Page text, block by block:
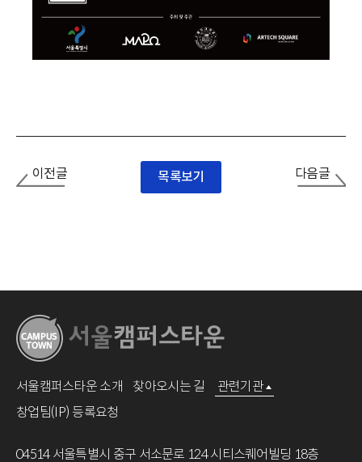
이전글 목록보기 다음글
서울캠퍼스타운 소개 찾아오시는 길
관련기관
창업팀(IP) 등록요청
04514 서울특별시 중구 서소문로 124 시티스퀘어빌딩 18층